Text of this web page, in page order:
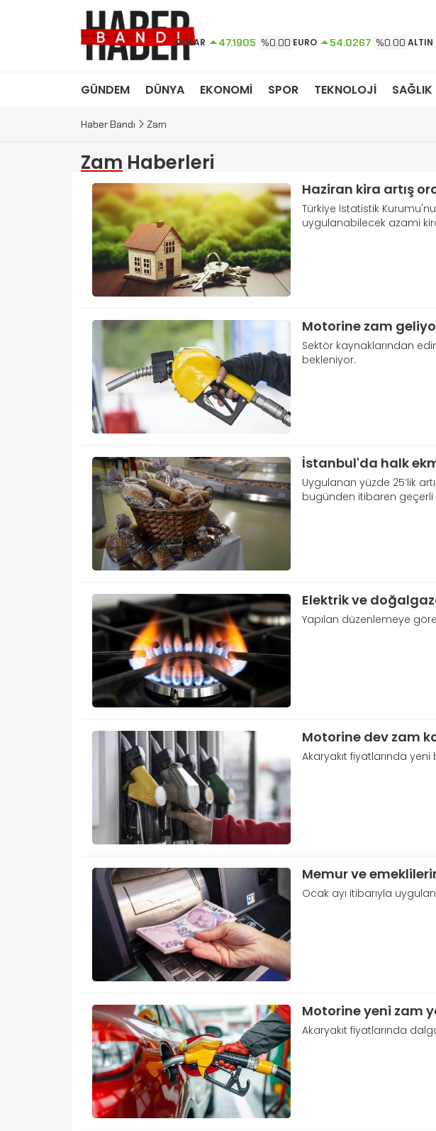
DOLAR 47.1905 %0.00 EURO 54.0267 %0.00 ALTIN
GÜNDEM DÜNYA EKONOMİ SPOR TEKNOLOJİ SAĞLIK
Haber Bandı Zam
Zam Haberleri
Haziran kira artış
Türkiye İstatistik
uygulanabilecek azami
Motorine zam
Sektör kaynaklarından
bekleniyor.
İstanbul'da halk
Uygulanan yüzde 25’lik
bugünden itibaren geçerli
Elektrik ve
Yapılan düzenlemeye
Motorine dev zam
Akaryakıt fiyatlarında
Memur ve
Ocak ayı itibarıyla
Motorine yeni zam
Akaryakıt fiyatlarında